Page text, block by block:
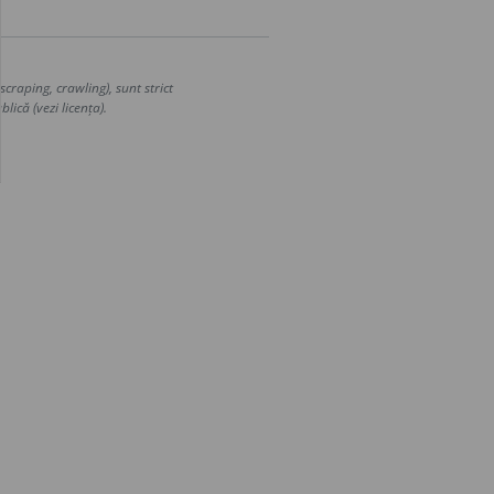
crawling), sunt strict
(vezi licența).